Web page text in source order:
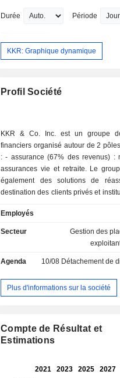
Durée Période
KKR: Graphique dynamique
Profil Société
KKR & Co. Inc. est un groupe
financiers organisé autour de 2
: - assurance (67% des revenus) : notamment
assurances vie et retraite. Le
également des solutions de
destination des clients privés et
capital-investissement, de fonds
crédits alternatifs, d'actifs
d'énergie et d'infrastructures, de
637 572 MUSD d'actifs sous gestion.
Employés
Secteur
Gestion des
Agenda 10/08 Détachement de
Plus d'informations sur la société
Compte de Résultat et
Estimations